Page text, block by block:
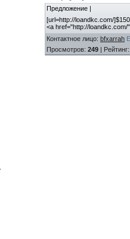
Предложение |
[url=http://loandkc.com/
<a href="http://
Контактное лицо: bfxarrah E
Просмотров: 249 | Рейтинг